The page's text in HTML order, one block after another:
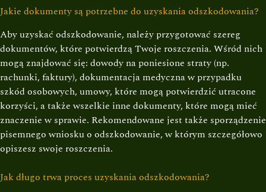
Jakie dokumenty są potrzebne do uzyskania odszkodowania?
Aby uzyskać odszkodowanie, należy przygotować szereg
dokumentów, które potwierdzą Twoje roszczenia. Wśród nich
mogą znajdować się: dowody na poniesione straty (np.
rachunki, faktury), dokumentacja medyczna w przypadku
szkód osobowych, umowy, które mogą potwierdzić utracone
korzyści, a także wszelkie inne dokumenty, które mogą mieć
znaczenie w sprawie. Rekomendowane jest także sporządzenie
pisemnego wniosku o odszkodowanie, w którym szczegółowo
opiszesz swoje roszczenia.
Jak długo trwa proces uzyskania odszkodowania?